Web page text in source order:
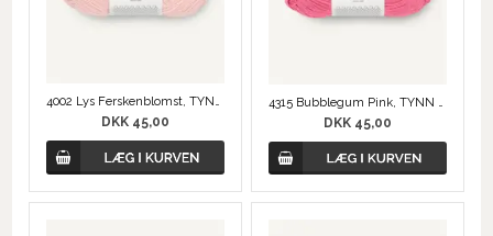
4002 Lys Ferskenblomst, TYNN LINE
DKK 45,00 DKK 45,00